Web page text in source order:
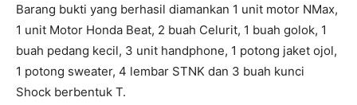
Barang bukti yang berhasil diamankan 1 unit motor NMax,
1 unit Motor Honda Beat, 2 buah Celurit, 1 buah golok, 1
buah pedang kecil, 3 unit handphone, 1 potong jaket ojol,
1 potong sweater, 4 lembar STNK dan 3 buah kunci
Shock berbentuk T.